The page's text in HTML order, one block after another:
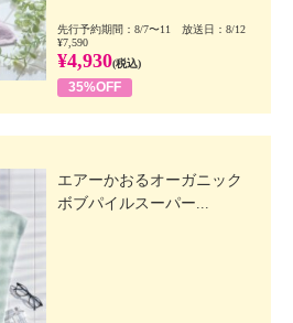
先行予約期間：8/7〜11 放送日：8/12
¥7,590
¥4,930(税込)
35%OFF
エアーかおるオーガニック
ボブパイルスーパー...